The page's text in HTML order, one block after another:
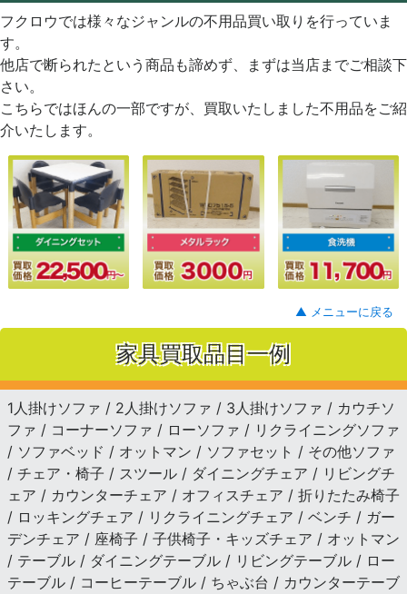
フクロウでは様々なジャンルの不用品買い取りを行っていま
す。
他店で断られたという商品も諦めず、まずは当店までご相談下
さい。
こちらではほんの一部ですが、買取いたしました不用品をご紹
介いたします。
▲ メニューに戻る
家具買取品目一例
1人掛けソファ / 2人掛けソファ / 3人掛けソファ / カウチソ
ファ / コーナーソファ / ローソファ / リクライニングソファ
/ ソファベッド / オットマン / ソファセット / その他ソファ
/ チェア・椅子 / スツール / ダイニングチェア / リビングチ
ェア / カウンターチェア / オフィスチェア / 折りたたみ椅子
/ ロッキングチェア / リクライニングチェア / ベンチ / ガー
デンチェア / 座椅子 / 子供椅子・キッズチェア / オットマン
/ テーブル / ダイニングテーブル / リビングテーブル / ロー
テーブル / コーヒーテーブル / ちゃぶ台 / カウンターテーブ